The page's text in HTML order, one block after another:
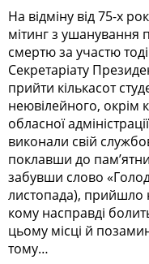
На відміну від 75-х
мітинг з ушанування
смертю за участю
Секретаріату
прийти кількасот
неювілейного, окрім
обласної
виконали свій
поклавши до
забувши слово
листопада), прийшло
кому насправді
цьому місці й
тому…